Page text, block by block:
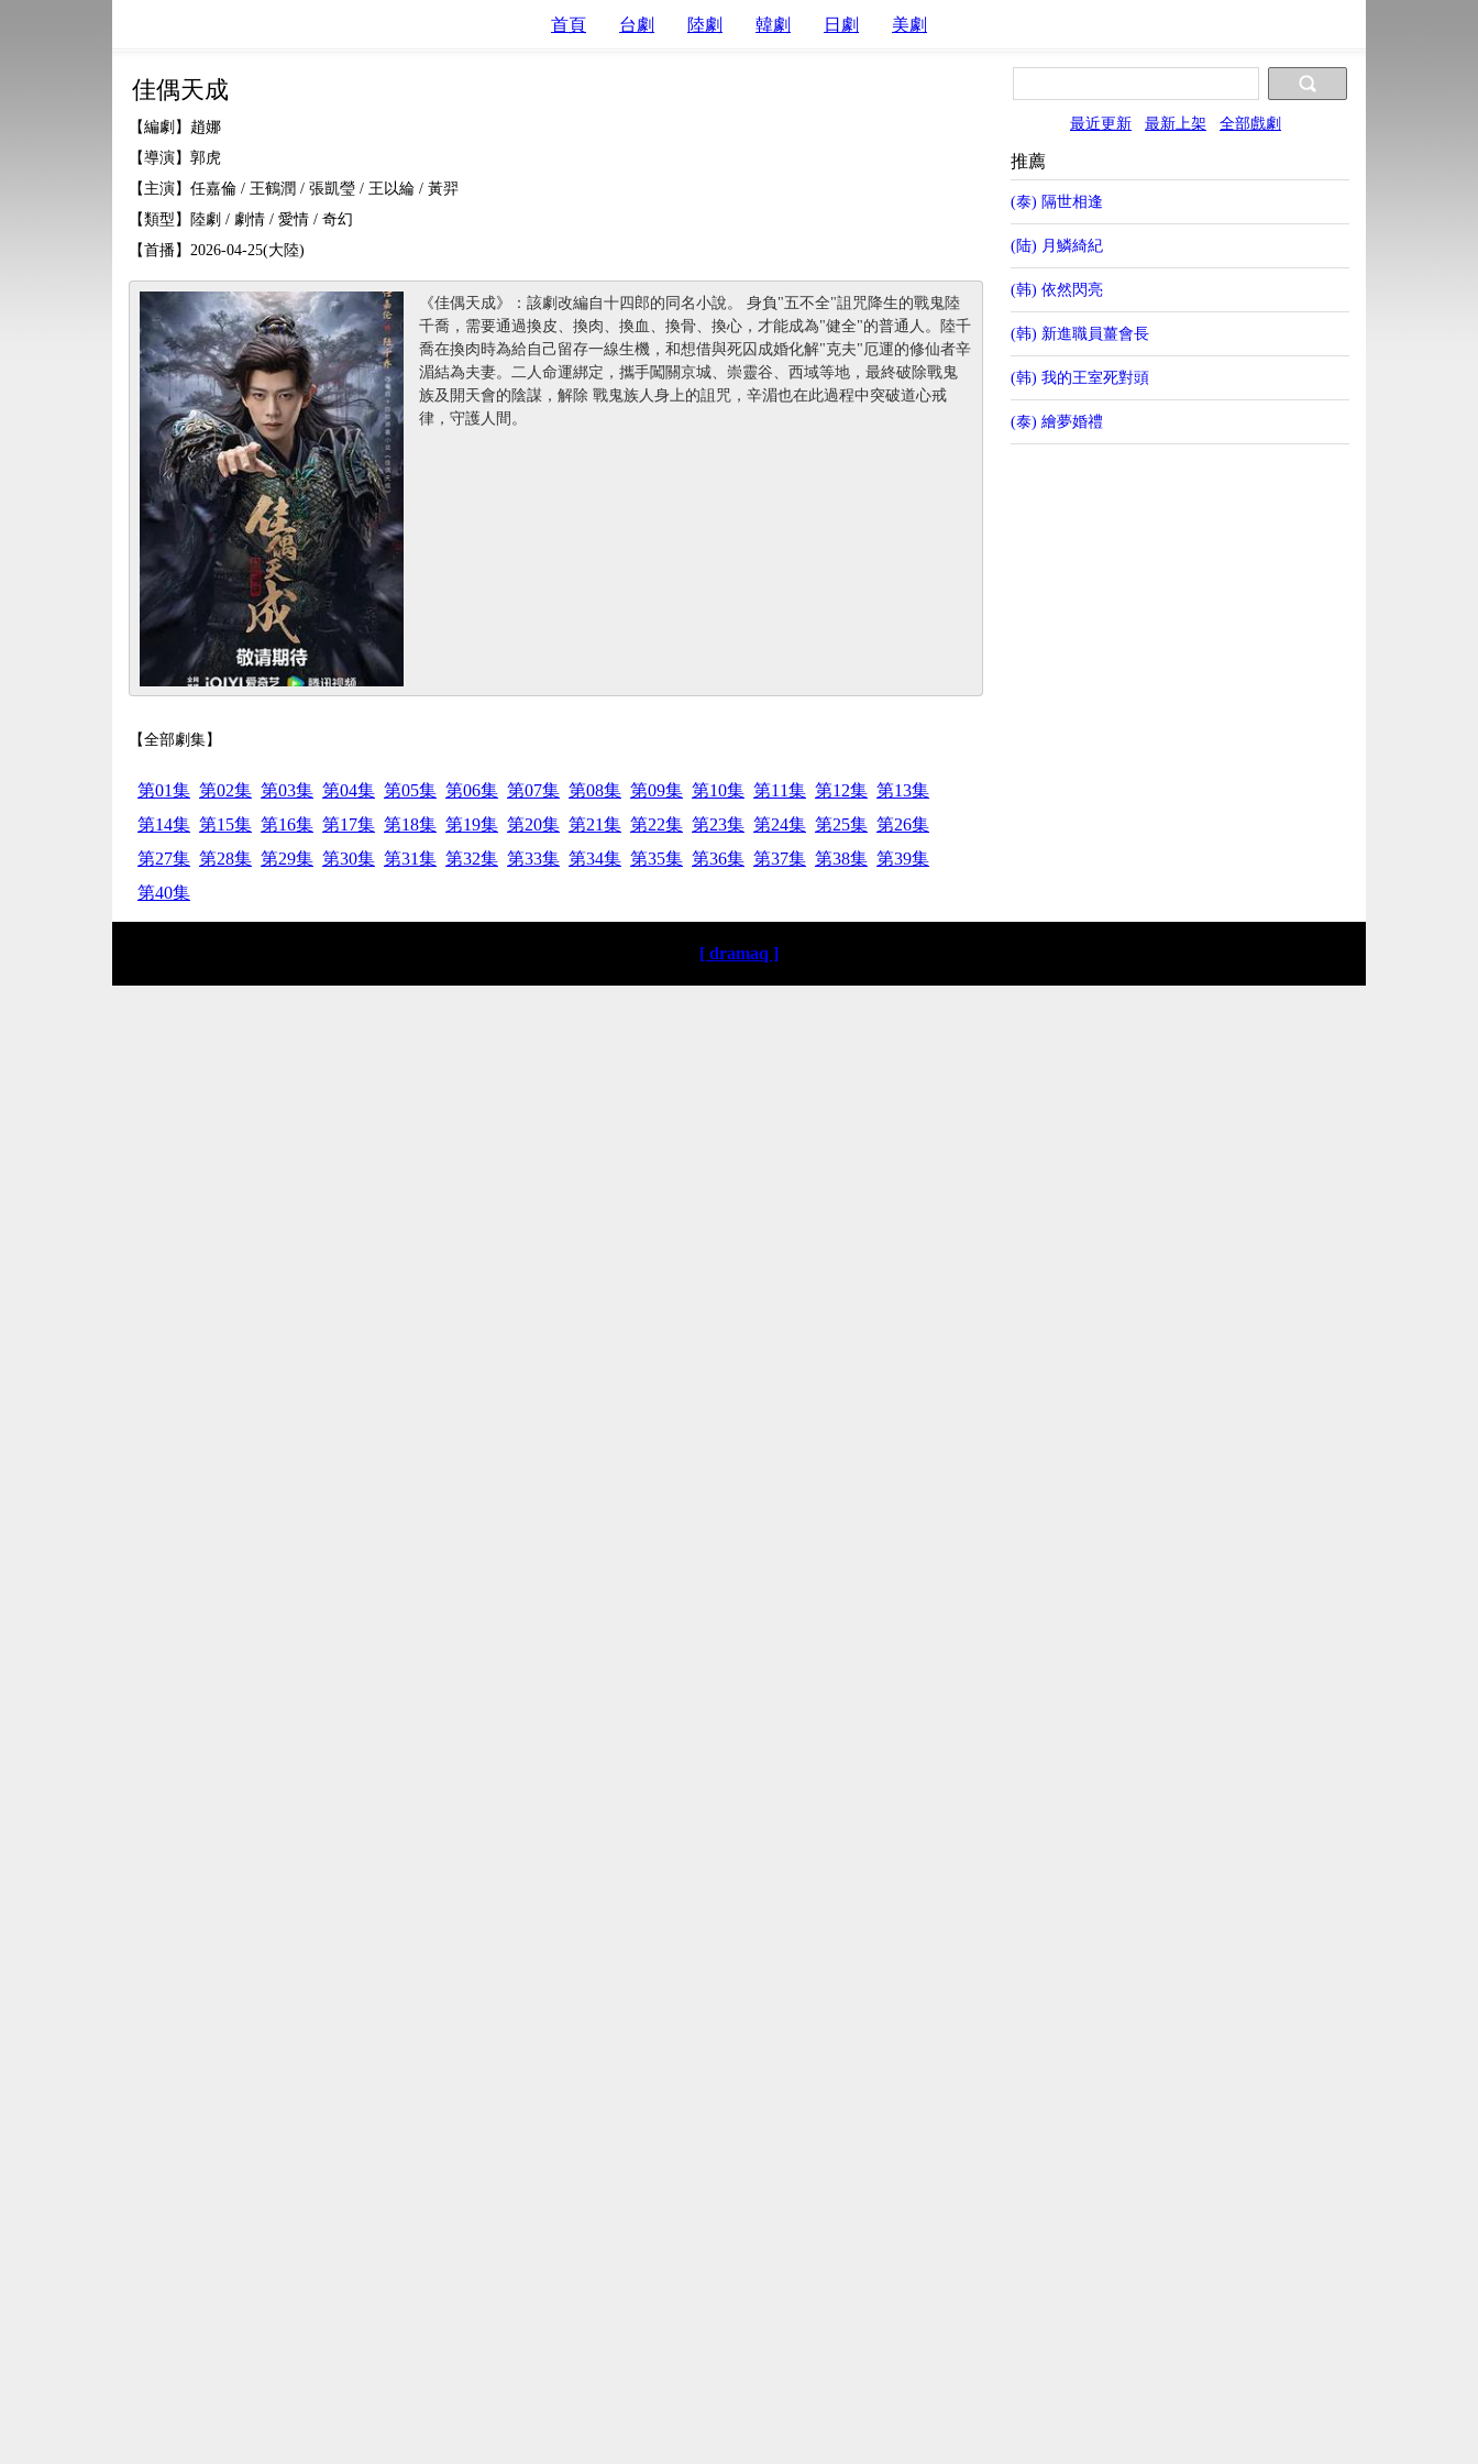
首頁 台劇 陸劇 韓劇 日劇 美劇
最近更新 最新上架 全部戲劇
佳偶天成
【編劇】趙娜
【導演】郭虎
【主演】任嘉倫 / 王鶴潤 / 張凱瑩 / 王以綸 / 黃羿
【類型】陸劇 / 劇情 / 愛情 / 奇幻
【首播】2026-04-25(大陸)
《佳偶天成》：該劇改編自十四郎的同名小說。 身負"五不全"詛咒降生的戰鬼陸
千喬，需要通過換皮、換肉、換血、換骨、換心，才能成為"健全"的普通人。陸千
喬在換肉時為給自己留存一線生機，和想借與死囚成婚化解"克夫"厄運的修仙者辛
湄結為夫妻。二人命運綁定，攜手闖關京城、崇靈谷、西域等地，最終破除戰鬼
族及開天會的陰謀，解除 戰鬼族人身上的詛咒，辛湄也在此過程中突破道心戒
律，守護人間。
【全部劇集】
第01集 第02集 第03集 第04集 第05集 第06集 第07集 第08集 第09集 第10集 第11集 第12集 第13集
第14集 第15集 第16集 第17集 第18集 第19集 第20集 第21集 第22集 第23集 第24集 第25集 第26集
第27集 第28集 第29集 第30集 第31集 第32集 第33集 第34集 第35集 第36集 第37集 第38集 第39集
第40集
推薦
(泰) 隔世相逢
(陆) 月鱗綺紀
(韩) 依然閃亮
(韩) 新進職員薑會長
(韩) 我的王室死對頭
(泰) 繪夢婚禮
[ dramaq ]